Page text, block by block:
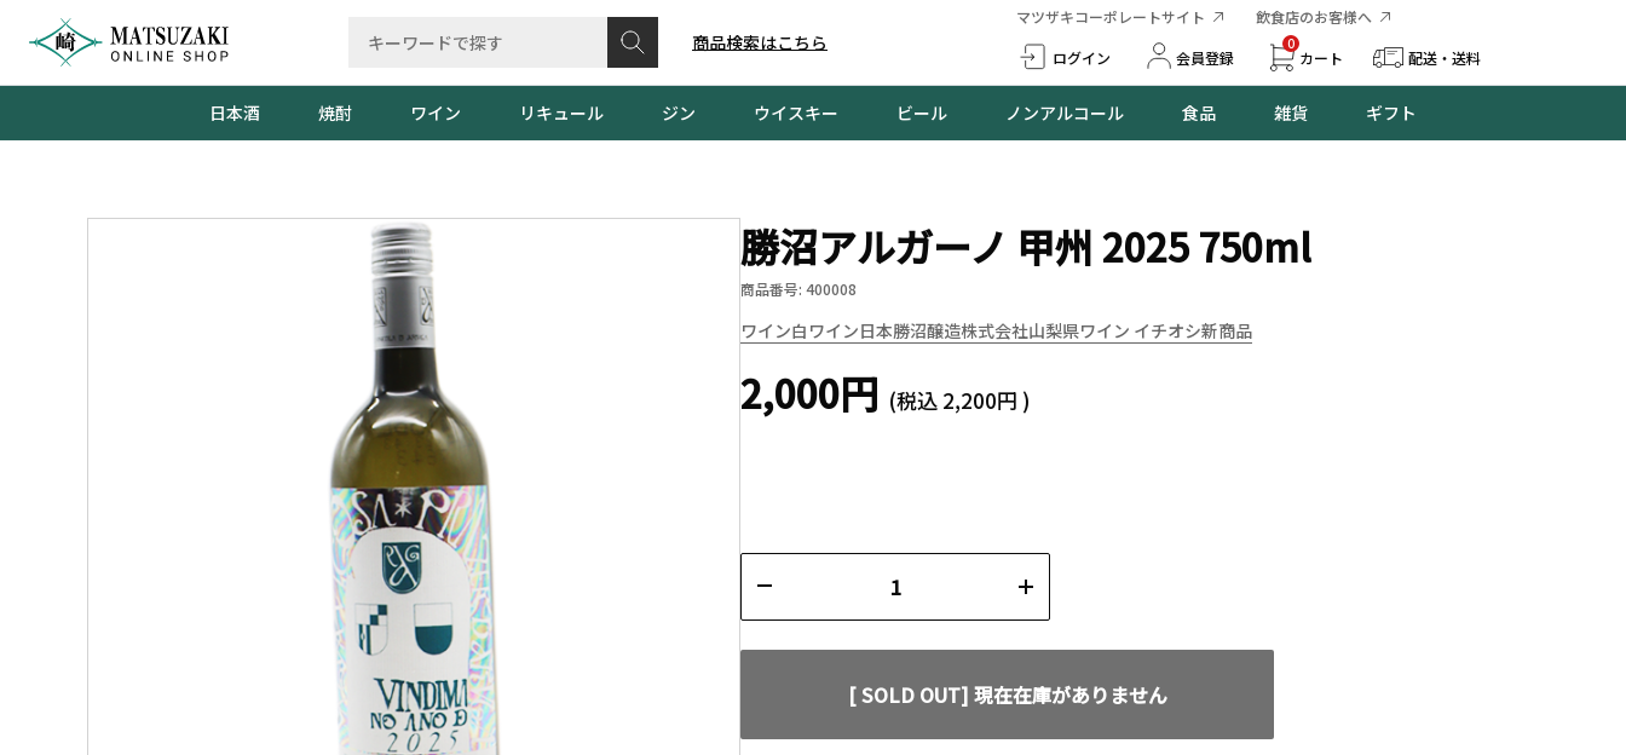
商品検索はこちら
マツザキコーポレートサイト
飲食店のお客様へ
ログイン
会員登録 カート
0
配送・送料
日本酒 焼酎 ワイン リキュール ジン ウイスキー ビール ノンアルコール 食品 雑貨 ギフト
勝沼アルガーノ 甲州 2025 750ml
商品番号: 400008
ワイン白ワイン日本勝沼醸造株式会社山梨県ワイン イチオシ新商品
2,000円 (税込 2,200円 )
[ SOLD OUT] 現在在庫がありません